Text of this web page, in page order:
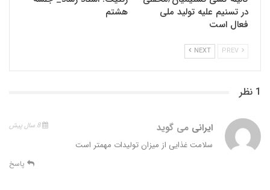
در تسنیم علیه تولید ملی
فعال است
هشتم
NEXT
1 نظر
ایرانی می گوید 8 سال پیش
سلامت غذایی از میزان تولیدات مهمتر است
پاسخ